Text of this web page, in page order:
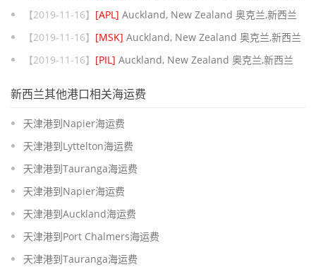
【2019-11-16】 [APL] Auckland, New Zealand 奥克兰,新西兰
【2019-11-16】 [MSK] Auckland, New Zealand 奥克兰,新西兰
【2019-11-16】 [PIL] Auckland, New Zealand 奥克兰,新西兰
新西兰其他港口相关海运费
天津港到Napier海运费
天津港到Lyttelton海运费
天津港到Tauranga海运费
天津港到Napier海运费
天津港到Auckland海运费
天津港到Port Chalmers海运费
天津港到Tauranga海运费